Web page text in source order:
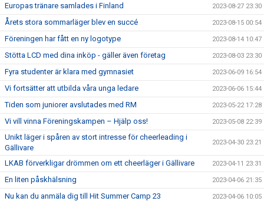
Europas tränare samlades i Finland 2023-08-27 23:30
Årets stora sommarläger blev en succé 2023-08-15 00:54
Föreningen har fått en ny logotype 2023-08-14 10:47
Stötta LCD med dina inköp - gäller även företag 2023-08-03 23:30
Fyra studenter är klara med gymnasiet 2023-06-09 16:54
Vi fortsätter att utbilda våra unga ledare 2023-06-06 15:44
Tiden som juniorer avslutades med RM 2023-05-22 17:28
Vi vill vinna Föreningskampen – Hjälp oss! 2023-05-08 22:39
Unikt läger i spåren av stort intresse för cheerleading i
Gällivare
2023-04-30 23:21
LKAB förverkligar drömmen om ett cheerläger i Gällivare 2023-04-11 23:31
En liten påskhälsning 2023-04-06 21:35
Nu kan du anmäla dig till Hit Summer Camp 23 2023-04-06 10:05